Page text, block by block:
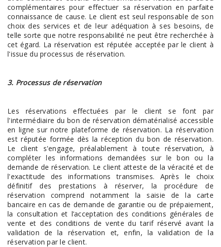
complémentaires pour effectuer sa réservation en parfaite
connaissance de cause. Le client est seul responsable de son
choix des services et de leur adéquation à ses besoins, de
telle sorte que notre responsabilité ne peut être recherchée à
cet égard. La réservation est réputée acceptée par le client à
l'issue du processus de réservation.
3. Processus de réservation
Les réservations effectuées par le client se font par
l'intermédiaire du bon de réservation dématérialisé accessible
en ligne sur notre plateforme de réservation. La réservation
est réputée formée dès la réception du bon de réservation.
Le client s'engage, préalablement à toute réservation, à
compléter les informations demandées sur le bon ou la
demande de réservation. Le client atteste de la véracité et de
l'exactitude des informations transmises. Après le choix
définitif des prestations à réserver, la procédure de
réservation comprend notamment la saisie de la carte
bancaire en cas de demande de garantie ou de prépaiement,
la consultation et l’acceptation des conditions générales de
vente et des conditions de vente du tarif réservé avant la
validation de la réservation et, enfin, la validation de la
réservation par le client.